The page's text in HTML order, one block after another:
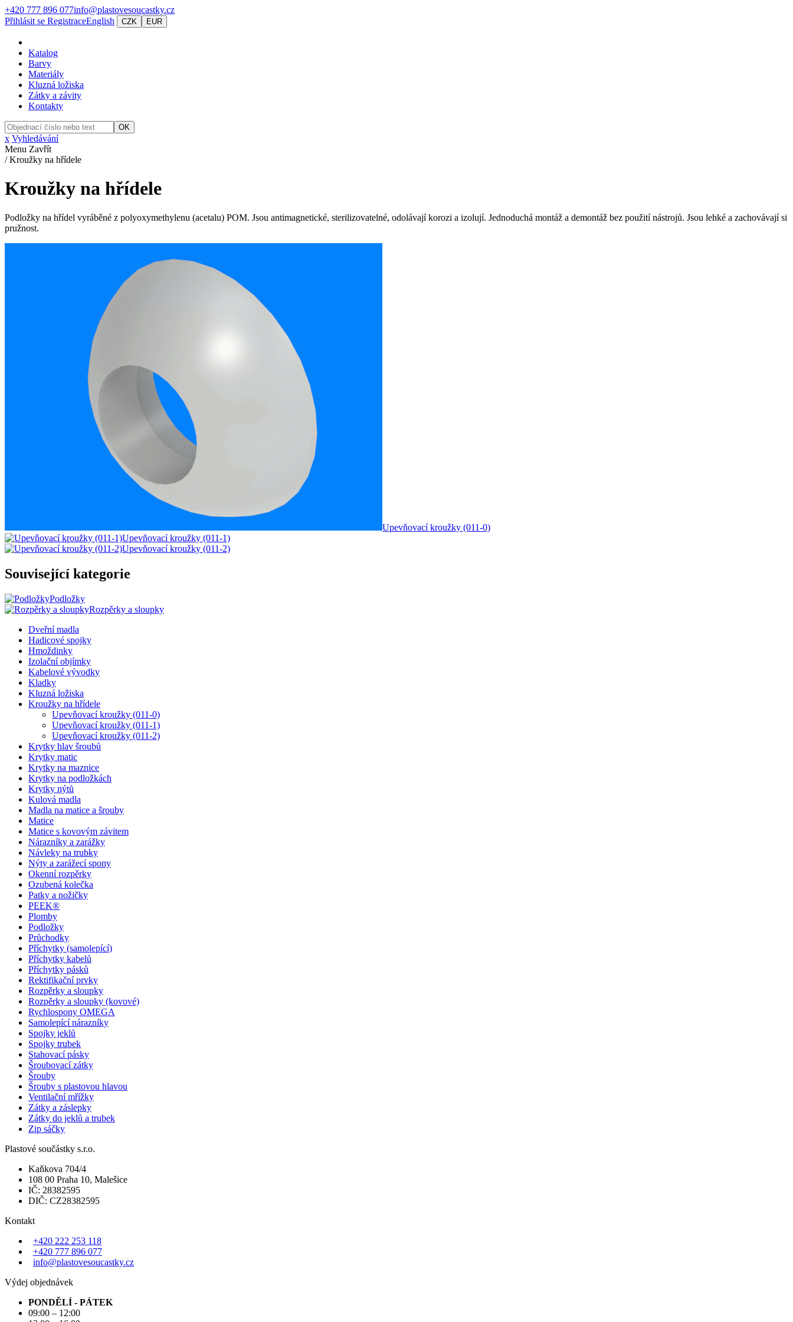
+420 777 896 077info@plastovesoucastky.cz
Přihlásit se RegistraceEnglish CZK EUR
Katalog
Barvy
Materiály
Kluzná ložiska
Zátky a závity
Kontakty
OK
x Vyhledávání
Menu Zavřít
/Kroužky na hřídele
Kroužky na hřídele
Podložky na hřídel vyráběné z polyoxymethylenu (acetalu) POM. Jsou antimagnetické, sterilizovatelné, odolávají korozi a izolují. Jednoduchá montáž a demontáž bez použití nástrojů. Jsou lehké a zachovávají si
pružnost.
Upevňovací kroužky (011-0)
Upevňovací kroužky (011-1)
Upevňovací kroužky (011-2)
Související kategorie
Podložky
Rozpěrky a sloupky
Dveřní madla
Hadicové spojky
Hmoždinky
Izolační objímky
Kabelové vývodky
Kladky
Kluzná ložiska
Kroužky na hřídele
Upevňovací kroužky (011-0)
Upevňovací kroužky (011-1)
Upevňovací kroužky (011-2)
Krytky hlav šroubů
Krytky matic
Krytky na maznice
Krytky na podložkách
Krytky nýtů
Kulová madla
Madla na matice a šrouby
Matice
Matice s kovovým závitem
Nárazníky a zarážky
Návleky na trubky
Nýty a zarážecí spony
Okenní rozpěrky
Ozubená kolečka
Patky a nožičky
PEEK®
Plomby
Podložky
Průchodky
Příchytky (samolepící)
Příchytky kabelů
Příchytky pásků
Rektifikační prvky
Rozpěrky a sloupky
Rozpěrky a sloupky (kovové)
Rychlospony OMEGA
Samolepící nárazníky
Spojky jeklů
Spojky trubek
Stahovací pásky
Šroubovací zátky
Šrouby
Šrouby s plastovou hlavou
Ventilační mřížky
Zátky a záslepky
Zátky do jeklů a trubek
Zip sáčky
Plastové součástky s.r.o.
Kaňkova 704/4
108 00 Praha 10, Malešice
IČ: 28382595
DIČ: CZ28382595
Kontakt
+420 222 253 118
+420 777 896 077
info@plastovesoucastky.cz
Výdej objednávek
PONDĚLÍ - PÁTEK
09:00 – 12:00